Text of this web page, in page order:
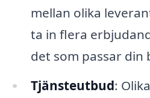
mellan olika
ta in flera
det som passar din
Tjänsteutbud: